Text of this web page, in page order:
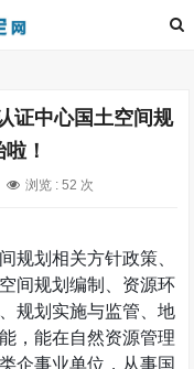
证中心国土空间规
！
浏览 : 52 次
规划相关方针政策、
间规划编制、资源环
规划实施与监管、地
，能在自然资源管理
企事业单位，从事国